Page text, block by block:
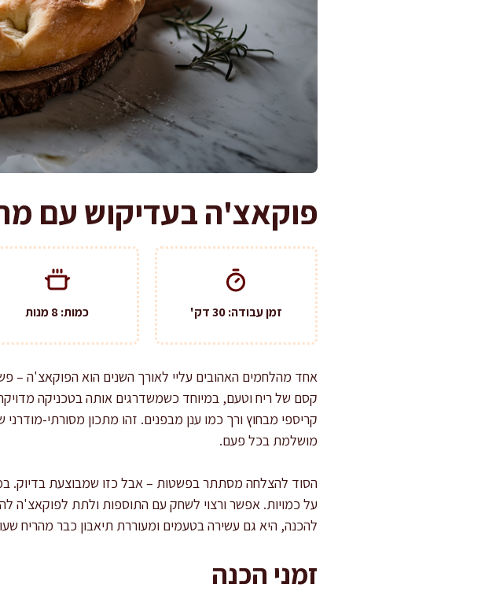
פוקאצ'ה בעדיקוש עם
זמן עבודה: 30 דק' כמות: 8 מנות
אחד מהלחמים האהובים עליי לאורך השנים הוא הפוקאצ'ה
קסם של ריח וטעם, במיוחד כשמשדרגים אותה בטכניקה
קריספי מבחוץ ורך כמו ענן מבפנים. זהו מתכון מסורתי-
מושלמת בכל פעם.
הסוד להצלחה מסתתר בפשטות – אבל כזו שמבוצעת
על כמויות. אפשר ורצוי לשחק עם התוספות ולתת
להכנה, היא גם עשירה בטעמים ומעוררת תיאבון כבר מהריח
זמני הכנה